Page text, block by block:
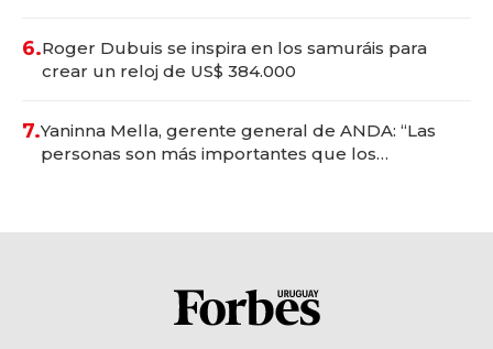
6.Roger Dubuis se inspira en los samuráis para
crear un reloj de US$ 384.000
7.Yaninna Mella, gerente general de ANDA: “Las
personas son más importantes que los